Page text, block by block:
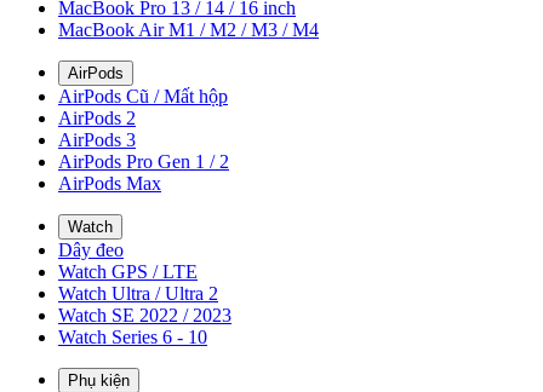
MacBook Pro 13 / 14 / 16 inch
MacBook Air M1 / M2 / M3 / M4
AirPods
AirPods Cũ / Mất hộp
AirPods 2
AirPods 3
AirPods Pro Gen 1 / 2
AirPods Max
Watch
Dây đeo
Watch GPS / LTE
Watch Ultra / Ultra 2
Watch SE 2022 / 2023
Watch Series 6 - 10
Phụ kiện